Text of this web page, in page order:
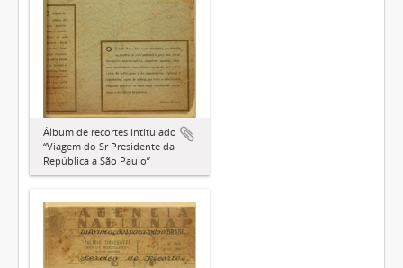
Álbum de recortes intitulado
“Viagem do Sr Presidente da
República a São Paulo”